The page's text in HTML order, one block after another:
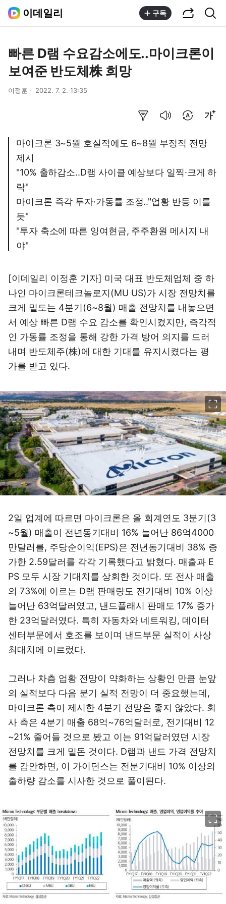
이데일리 구독
빠른 D램 수요감소에도..마이크론이
보여준 반도체株 희망
이정훈 2022. 7. 2. 13:35
마이크론 3~5월 호실적에도 6~8월 부정적 전망
제시
"10% 출하감소..D램 사이클 예상보다 일찍·크게 하
락"
마이크론 즉각 투자·가동률 조정.."업황 반등 이를
듯"
"투자 축소에 따른 잉여현금, 주주환원 메시지 내
야"
[이데일리 이정훈 기자] 미국 대표 반도체업체 중 하
나인 마이크론테크놀로지(MU US)가 시장 전망치를
크게 밑도는 4분기(6~8월) 매출 전망치를 내놓으면
서 예상 빠른 D램 수요 감소를 확인시켰지만, 즉각적
인 가동률 조정을 통해 강한 가격 방어 의지를 드러
내며 반도체주(株)에 대한 기대를 유지시켰다는 평
가를 받고 있다.
2일 업계에 따르면 마이크론은 올 회계연도 3분기(3
~5월) 매출이 전년동기대비 16% 늘어난 86억4000
만달러를, 주당순이익(EPS)은 전년동기대비 38% 증
가한 2.59달러를 각각 기록했다고 밝혔다. 매출과 E
PS 모두 시장 기대치를 상회한 것이다. 또 전사 매출
의 73%에 이르는 D램 판매량도 전기대비 10% 이상
늘어난 63억달러였고, 낸드플래시 판매도 17% 증가
한 23억달러였다. 특히 자동차와 네트워킹, 데이터
센터부문에서 호조를 보이며 낸드부문 실적이 사상
최대치에 이르렀다.
그러나 차츰 업황 전망이 약화하는 상황인 만큼 눈앞
의 실적보다 다음 분기 실적 전망이 더 중요했는데,
마이크론 측이 제시한 4분기 전망은 좋지 않았다. 회
사 측은 4분기 매출 68억~76억달러로, 전기대비 12
~21% 줄어들 것으로 봤고 이는 91억달러였던 시장
전망치를 크게 밑돈 것이다. D램과 낸드 가격 전망치
를 감안하면, 이 가이던스는 전분기대비 10% 이상의
출하량 감소를 시사한 것으로 풀이된다.